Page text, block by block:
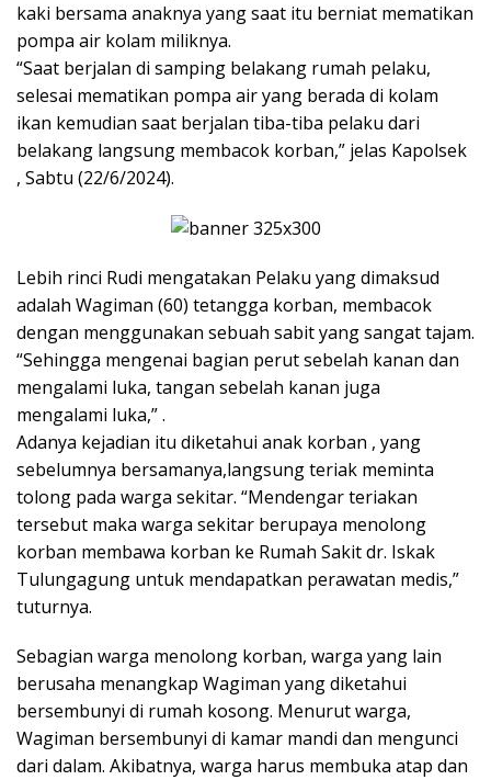
kaki bersama anaknya yang saat itu berniat mematikan
pompa air kolam miliknya.
“Saat berjalan di samping belakang rumah pelaku,
selesai mematikan pompa air yang berada di kolam
ikan kemudian saat berjalan tiba-tiba pelaku dari
belakang langsung membacok korban,” jelas Kapolsek
, Sabtu (22/6/2024).
Lebih rinci Rudi mengatakan Pelaku yang dimaksud
adalah Wagiman (60) tetangga korban, membacok
dengan menggunakan sebuah sabit yang sangat tajam.
“Sehingga mengenai bagian perut sebelah kanan dan
mengalami luka, tangan sebelah kanan juga
mengalami luka,” .
Adanya kejadian itu diketahui anak korban , yang
sebelumnya bersamanya,langsung teriak meminta
tolong pada warga sekitar. “Mendengar teriakan
tersebut maka warga sekitar berupaya menolong
korban membawa korban ke Rumah Sakit dr. Iskak
Tulungagung untuk mendapatkan perawatan medis,”
tuturnya.
Sebagian warga menolong korban, warga yang lain
berusaha menangkap Wagiman yang diketahui
bersembunyi di rumah kosong. Menurut warga,
Wagiman bersembunyi di kamar mandi dan mengunci
dari dalam. Akibatnya, warga harus membuka atap dan